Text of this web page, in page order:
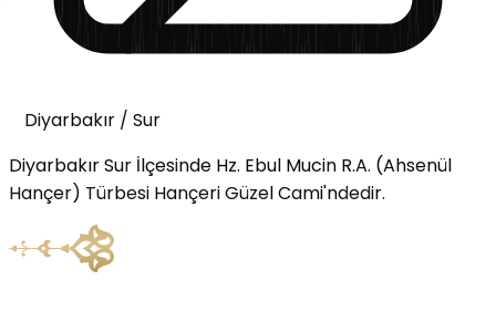
Diyarbakır / Sur
Diyarbakır Sur İlçesinde Hz. Ebul Mucin R.A. (Ahsenül
Hançer) Türbesi Hançeri Güzel Cami'ndedir.